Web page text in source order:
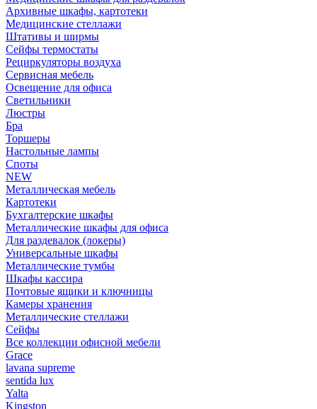
Архивные шкафы, картотеки
Медицинские стеллажи
Штативы и ширмы
Сейфы термостаты
Рециркуляторы воздуха
Сервисная мебель
Освещение для офиса
Светильники
Люстры
Бра
Торшеры
Настольные лампы
Споты
NEW
Металлическая мебель
Картотеки
Бухгалтерские шкафы
Металлические шкафы для офиса
Для раздевалок (локеры)
Универсальные шкафы
Металлические тумбы
Шкафы кассира
Почтовые ящики и ключницы
Камеры хранения
Металлические стеллажи
Сейфы
Все коллекции офисной мебели
Grace
lavana supreme
sentida lux
Yalta
Kingston